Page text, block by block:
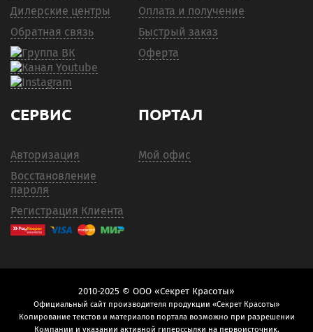
Дилерские центры
Обратная связь
Оплата и получение
Быстрый заказ
Оферта
СЕРВИС
Авторизация
Восстановление
пароля
Регистрация Клиента
ПОРТАЛ
Мой офис
2010-2025 © ООО «Секрет Красоты»
Официальный сайт производителя продукции «Секрет Красоты»
Копирование текстов и материалов портала возможно при разрешении
Компании и указании активной гиперссылки на первоисточник.